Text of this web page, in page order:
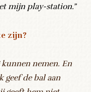
mijn play-station.”
zijn?
kunnen nemen. En
geef de bal aan